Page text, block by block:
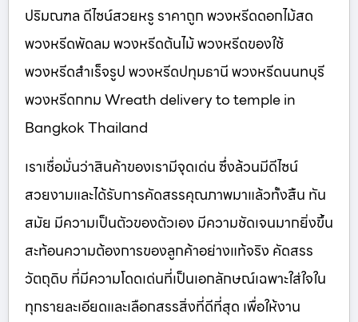
ปริมณฑล ดีไซน์สวยหรู ราคาถูก พวงหรีดดอกไม้สด
พวงหรีดพัดลม พวงหรีดต้นไม้ พวงหรีดของใช้
พวงหรีดสำเร็จรูป พวงหรีดปทุมธานี พวงหรีดนนทบุรี
พวงหรีดกทม Wreath delivery to temple in
Bangkok Thailand
เราเชื่อมั่นว่าสินค้าของเรามีจุดเด่น ซึ่งล้วนมีดีไซน์
สวยงามและได้รับการคัดสรรคุณภาพมาแล้วทั้งสิ้น ทัน
สมัย มีความเป็นตัวของตัวเอง มีความชัดเจนมากยิ่งขึ้น
สะท้อนความต้องการของลูกค้าอย่างแท้จริง คัดสรร
วัตถุดิบ ที่มีความโดดเด่นที่เป็นเอกลักษณ์เฉพาะใส่ใจใน
ทุกรายละเอียดและเลือกสรรสิ่งที่ดีที่สุด เพื่อให้งาน